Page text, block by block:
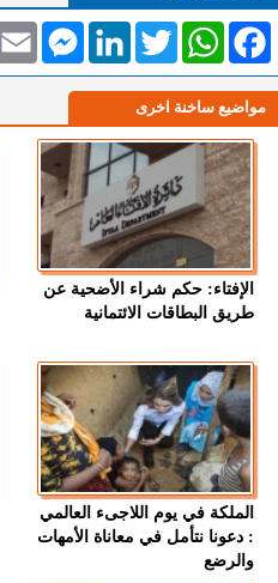
Email
MessengerLinkedInTwitterWhatsAppFacebook
مواضيع ساخنة اخرى
الإفتاء: حكم شراء الأضحية عن
طريق البطاقات الائتمانية
الملكة في يوم اللاجىء العالمي
: دعونا نتأمل في معاناة الأمهات
والرضع